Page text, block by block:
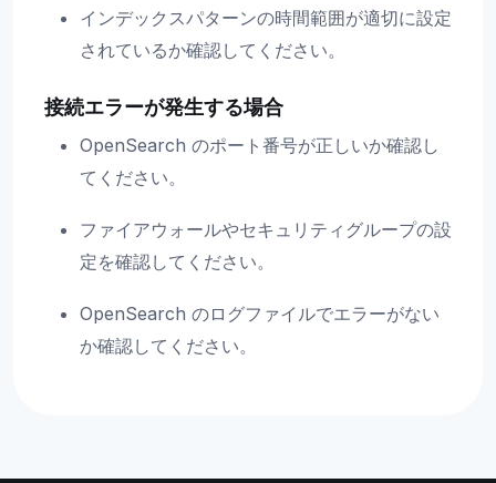
インデックスパターンの時間範囲が適切に設定
されているか確認してください。
接続エラーが発生する場合
OpenSearch のポート番号が正しいか確認し
てください。
ファイアウォールやセキュリティグループの設
定を確認してください。
OpenSearch のログファイルでエラーがない
か確認してください。